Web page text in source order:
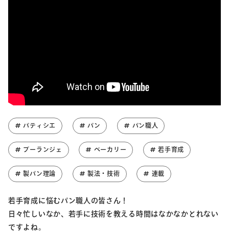
# パティシエ # パン # パン職人
# ブーランジェ # ベーカリー # 若手育成
# 製パン理論 # 製法・技術 # 連載
若手育成に悩むパン職人の皆さん！
日々忙しいなか、若手に技術を教える時間はなかなかとれない
ですよね。